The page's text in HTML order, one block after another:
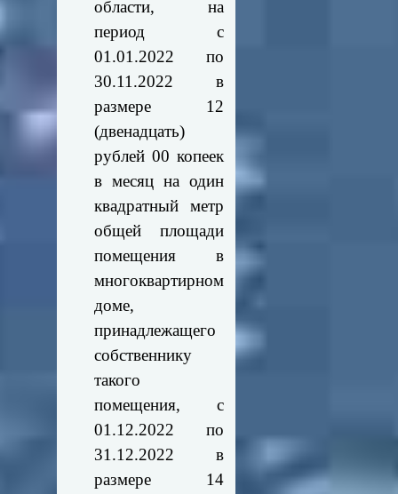
области, на
период с
01.01.2022 по
30.11.2022 в
размере 12
(двенадцать)
рублей 00 копеек
в месяц на один
квадратный метр
общей площади
помещения в
многоквартирном
доме,
принадлежащего
собственнику
такого
помещения, с
01.12.2022 по
31.12.2022 в
размере 14